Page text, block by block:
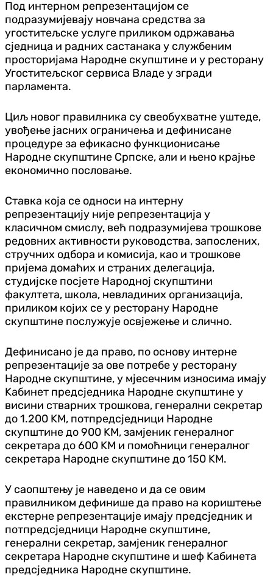
Под интерном репрезентацијом се
подразумијевају новчана средства за
угоститељске услуге приликом одржавања
сједница и радних састанака у службеним
просторијама Народне скупштине и у ресторану
Угоститељског сервиса Владе у згради
парламента.
Циљ новог правилника су свеобухватне уштеде,
увођење јасних ограничења и дефинисане
процедуре за ефикасно функционисање
Народне скупштине Српске, али и њено крајње
економично пословање.
Ставка која се односи на интерну
репрезентацију није репрезентација у
класичном смислу, већ подразумијева трошкове
редовних активности руководства, запослених,
стручних одбора и комисија, као и трошкове
пријема домаћих и страних делегација,
студијске посјете Народној скупштини
факултета, школа, невладиних организација,
приликом којих се у ресторану Народне
скупштине послужује освјежење и слично.
Дефинисано је да право, по основу интерне
репрезентације за ове потребе у ресторану
Народне скупштине, у мјесечним износима имају
Kабинет предсједника Народне скупштине у
висини стварних трошкова, генерални секретар
до 1.200 KМ, потпредсједници Народне
скупштине до 900 KМ, замјеник генералног
секретара до 600 KМ и помоћници генералног
секретара Народне скупштине до 150 KМ.
У саопштењу је наведено и да се овим
правилником дефинише да право на кориштење
екстерне репрезентације имају предсједник и
потпредсједници Народне скупштине,
генерални секретар, замјеник генералног
секретара Народне скупштине и шеф Kабинета
предсједника Народне скупштине.